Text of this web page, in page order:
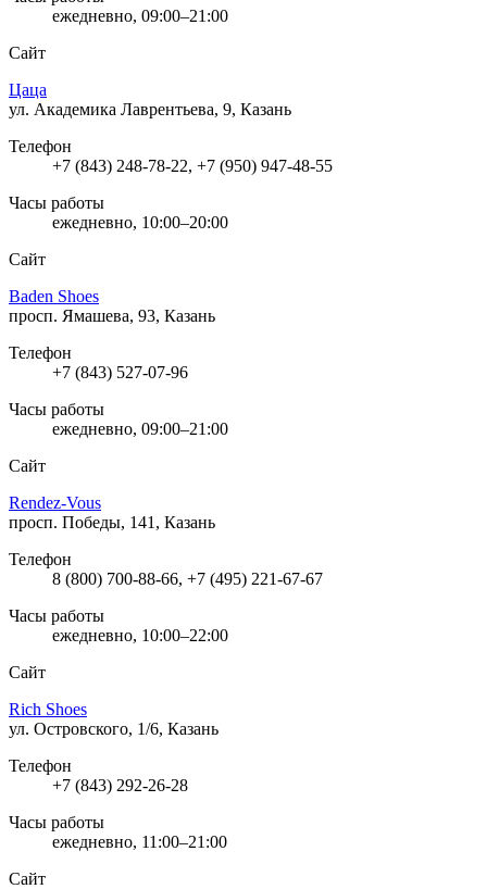
ежедневно, 09:00–21:00
Сайт
Цаца
ул. Академика Лаврентьева, 9, Казань
Телефон
+7 (843) 248-78-22, +7 (950) 947-48-55
Часы работы
ежедневно, 10:00–20:00
Сайт
Baden Shoes
просп. Ямашева, 93, Казань
Телефон
+7 (843) 527-07-96
Часы работы
ежедневно, 09:00–21:00
Сайт
Rendez-Vous
просп. Победы, 141, Казань
Телефон
8 (800) 700-88-66, +7 (495) 221-67-67
Часы работы
ежедневно, 10:00–22:00
Сайт
Rich Shoes
ул. Островского, 1/6, Казань
Телефон
+7 (843) 292-26-28
Часы работы
ежедневно, 11:00–21:00
Сайт